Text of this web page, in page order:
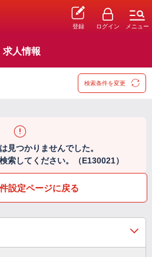
登録 ログイン メニュー
求人情報
検索条件を変更
見つかりませんでした。
索してください。（E130021）
設定ページに戻る